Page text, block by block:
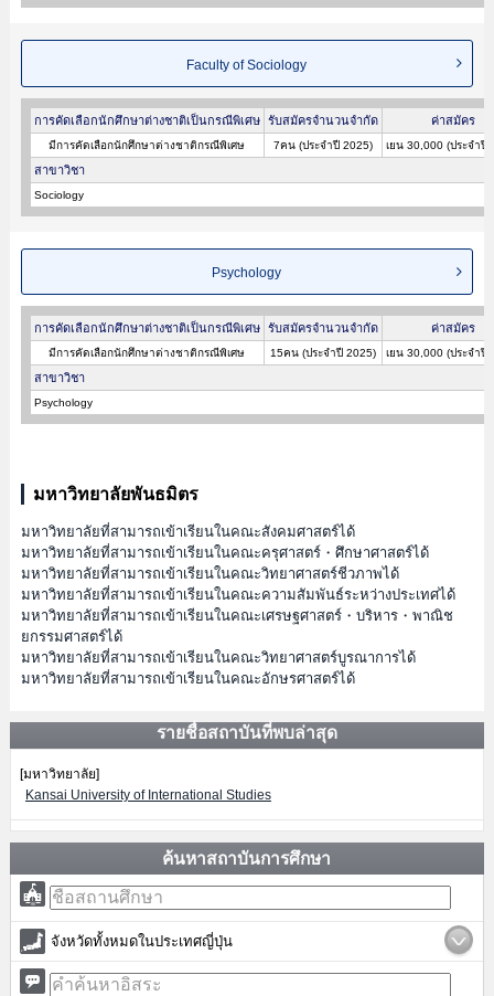
Faculty of Sociology
การคัดเลือกนักศึกษาต่างชาติเป็นกรณีพิเศษ รับสมัครจำนวนจำกัด ค่าสมัคร
มีการคัดเลือกนักศึกษาต่างชาติกรณีพิเศษ 7คน (ประจำปี 2025) เยน 30,000 (ประจำปี
สาขาวิชา
Sociology
Psychology
การคัดเลือกนักศึกษาต่างชาติเป็นกรณีพิเศษ รับสมัครจำนวนจำกัด ค่าสมัคร
มีการคัดเลือกนักศึกษาต่างชาติกรณีพิเศษ 15คน (ประจำปี 2025) เยน 30,000 (ประจำปี
สาขาวิชา
Psychology
มหาวิทยาลัยพันธมิตร
มหาวิทยาลัยที่สามารถเข้าเรียนในคณะสังคมศาสตร์ได้
มหาวิทยาลัยที่สามารถเข้าเรียนในคณะครุศาสตร์・ศึกษาศาสตร์ได้
มหาวิทยาลัยที่สามารถเข้าเรียนในคณะวิทยาศาสตร์ชีวภาพได้
มหาวิทยาลัยที่สามารถเข้าเรียนในคณะความสัมพันธ์ระหว่างประเทศได้
มหาวิทยาลัยที่สามารถเข้าเรียนในคณะเศรษฐศาสตร์・บริหาร・พาณิช
ยกรรมศาสตร์ได้
มหาวิทยาลัยที่สามารถเข้าเรียนในคณะวิทยาศาสตร์บูรณาการได้
มหาวิทยาลัยที่สามารถเข้าเรียนในคณะอักษรศาสตร์ได้
รายชื่อสถาบันที่พบล่าสุด
[มหาวิทยาลัย]
Kansai University of International Studies
ค้นหาสถาบันการศึกษา
จังหวัดทั้งหมดในประเทศญี่ปุ่น